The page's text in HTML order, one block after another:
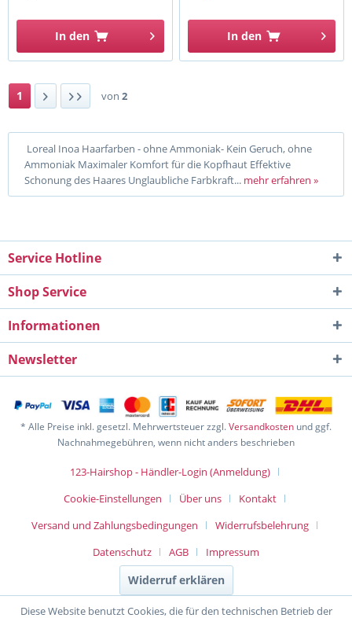
In den In den
1 von 2
Loreal Inoa Haarfarben - ohne Ammoniak- Kein Geruch, ohne
Ammoniak Maximaler Komfort für die Kopfhaut Effektive
Schonung des Haares Unglaubliche Farbkraft... mehr erfahren »
Service Hotline
Shop Service
Informationen
Newsletter
* Alle Preise inkl. gesetzl. Mehrwertsteuer zzgl.Versandkosten und ggf.
Nachnahmegebühren, wenn nicht anders beschrieben
123-Hairshop - Händler-Login (Anmeldung)
Cookie-Einstellungen
Über uns
Kontakt
Versand und Zahlungsbedingungen
Widerrufsbelehrung
Datenschutz
AGB Impressum
Widerruf erklären
Diese Website benutzt Cookies, die für den technischen Betrieb der